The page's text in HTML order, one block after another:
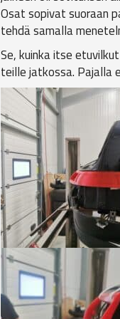
Osat sopivat suoraan
tehdä samalla
Se, kuinka itse
teille jatkossa. Pajalla